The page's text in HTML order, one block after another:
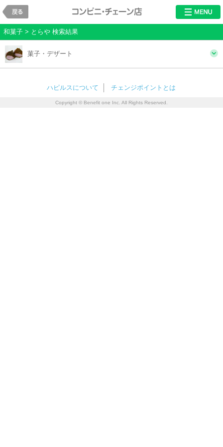
レストラン・チ
和菓子 > とらや 検索結果
菓子・デザート
ハピルスについて チェンジポイントとは
Copyright © Benefit one Inc. All Rights Reserved.